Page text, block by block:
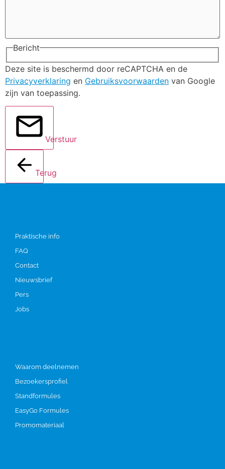
Bericht
Deze site is beschermd door reCAPTCHA en de
Privacyverklaring en Gebruiksvoorwaarden van Google
zijn van toepassing.
Verstuur
Terug
Praktische info
FAQ
Contact
Nieuwsbrief
Pers
Jobs
Waarom deelnemen
Bezoekersprofiel
Standformules
EasyGo Formules
Promomateriaal